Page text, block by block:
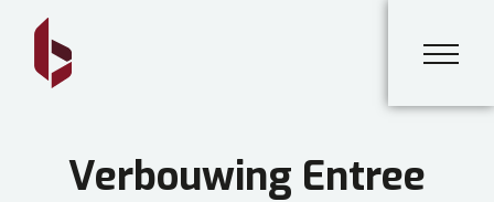
Verbouwing Entree